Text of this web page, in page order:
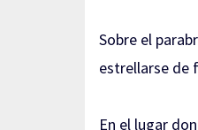
Sobre el
estrellarse de
En el lugar